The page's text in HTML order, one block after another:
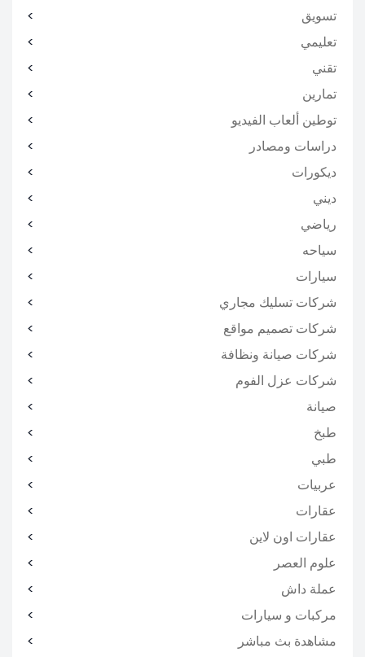
تسويق
تعليمي
تقني
تمارين
توطين ألعاب الفيديو
دراسات ومصادر
ديكورات
ديني
رياضي
سياحه
سيارات
شركات تسليك مجاري
شركات تصميم مواقع
شركات صيانة ونظافة
شركات عزل الفوم
صيانة
طبخ
طبي
عربيات
عقارات
عقارات اون لاين
علوم العصر
عملة داش
مركبات و سيارات
مشاهدة بث مباشر